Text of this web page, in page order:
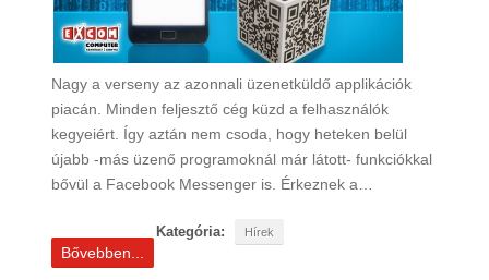
Nagy a verseny az azonnali üzenetküldő applikációk
piacán. Minden feljesztő cég küzd a felhasználók
kegyeiért. Így aztán nem csoda, hogy heteken belül
újabb -más üzenő programoknál már látott- funkciókkal
bővül a Facebook Messenger is. Érkeznek a…
Kategória: Hírek
Bővebben...